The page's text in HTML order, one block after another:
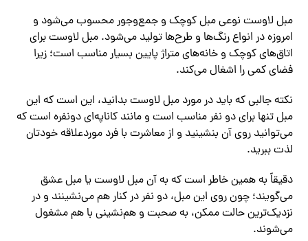
مبل لاوست نوعی مبل کوچک و جمع‌وجور محسوب می‌شود و
امروزه در انواع رنگ‌ها و طرح‌ها تولید می‌شود. مبل لاوست برای
اتاق‌های کوچک و خانه‌های متراژ پایین بسیار مناسب است؛ زیرا
فضای کمی را اشغال می‌کند.
نکته جالبی که باید در مورد مبل لاوست بدانید، این است که این
مبل تنها برای دو نفر مناسب است و مانند کاناپه‌ای دونفره است که
می‌توانید روی آن بنشینید و از معاشرت با فرد موردعلاقه خودتان
لذت ببرید.
دقیقاً به همین خاطر است که به آن مبل لاوست یا مبل عشق
می‌گویند؛ چون روی این مبل، دو نفر در کنار هم می‌نشینند و در
نزدیک‌ترین حالت ممکن، به صحبت و هم‌نشینی با هم مشغول
می‌شوند.